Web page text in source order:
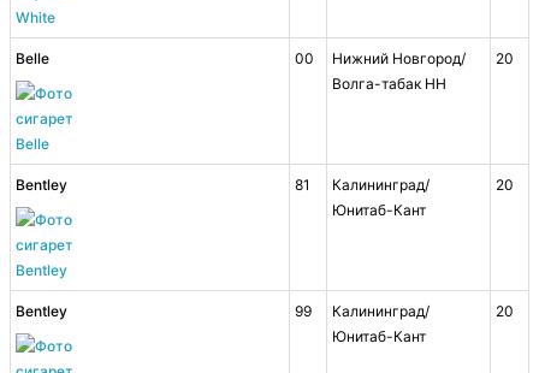
Belle 00
Нижний Новгород/
Волга-табак НН
20
Bentley 81
Калининград/
Юнитаб-Кант
20
Bentley 99
Калининград/
Юнитаб-Кант
20